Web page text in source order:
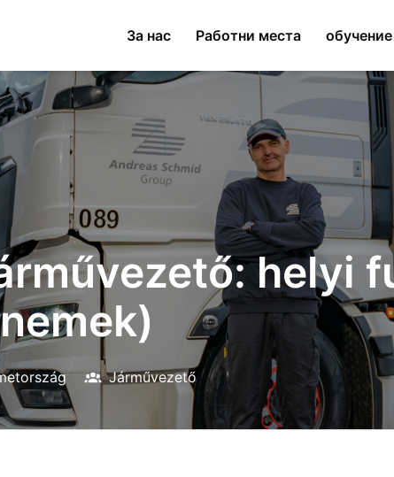
За нас Работни места обучение
helyi
Járművezető